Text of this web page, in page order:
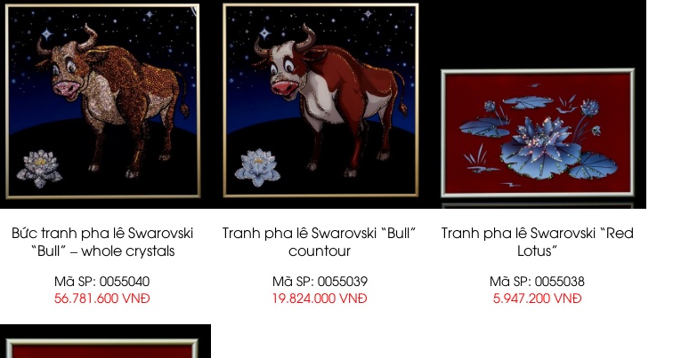
Bức tranh pha lê Swarovski
“Bull” – whole crystals
Mã SP: 0055040
56.781.600 VNĐ
Tranh pha lê Swarovski “Bull”
countour
Mã SP: 0055039
19.824.000 VNĐ
Tranh pha lê Swarovski “Red
Lotus”
Mã SP: 0055038
5.947.200 VNĐ